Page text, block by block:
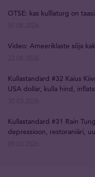
OTSE: kas kulllaturg on
Video: Ameeriklaste sõja
Kullastandard #32 Kaius
USA dollar, kulla hind,
Kullastandard #31 Rain
depressioon, restoraniäri,